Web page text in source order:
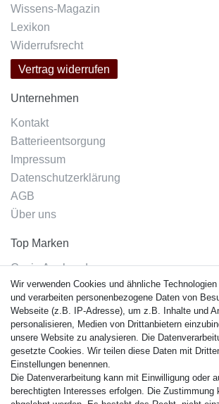
Wissens-Magazin
Lexikon
Widerrufsrecht
Vertrag widerrufen
Unternehmen
Kontakt
Batterieentsorgung
Impressum
Datenschutzerklärung
AGB
Über uns
Top Marken
Casio Armband
Festina Armband
Citizen Armband
M. Lacroix Armband
J. Lemans Armband
Uhrenarmbänder - Alle
Sicherheit
Wir verwenden Cookies und ähnliche
und verarbeiten personenbezogene Daten von
Webseite (z.B. IP-Adresse), um z.B. Inhalte und
personalisieren, Medien von Drittanbietern
unsere Website zu analysieren. Die
gesetzte Cookies. Wir teilen diese Daten mit
Einstellungen benennen.
Die Datenverarbeitung kann mit Einwilligung oder
berechtigten Interesses erfolgen. Die Zustimmung